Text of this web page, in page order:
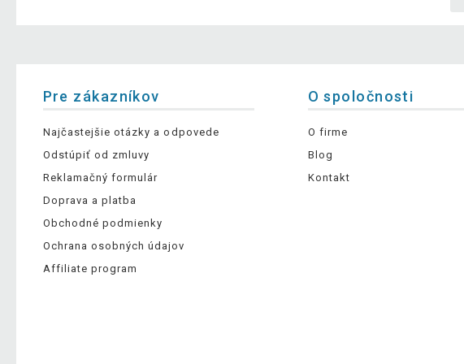
Pre zákazníkov
Najčastejšie otázky a odpovede
Odstúpiť od zmluvy
Reklamačný formulár
Doprava a platba
Obchodné podmienky
Ochrana osobných údajov
Affiliate program
O spoločnosti
O firme
Blog
Kontakt